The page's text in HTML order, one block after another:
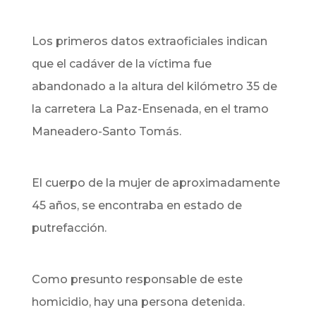
Los primeros datos extraoficiales indican
que el cadáver de la víctima fue
abandonado a la altura del kilómetro 35 de
la carretera La Paz-Ensenada, en el tramo
Maneadero-Santo Tomás.
El cuerpo de la mujer de aproximadamente
45 años, se encontraba en estado de
putrefacción.
Como presunto responsable de este
homicidio, hay una persona detenida.